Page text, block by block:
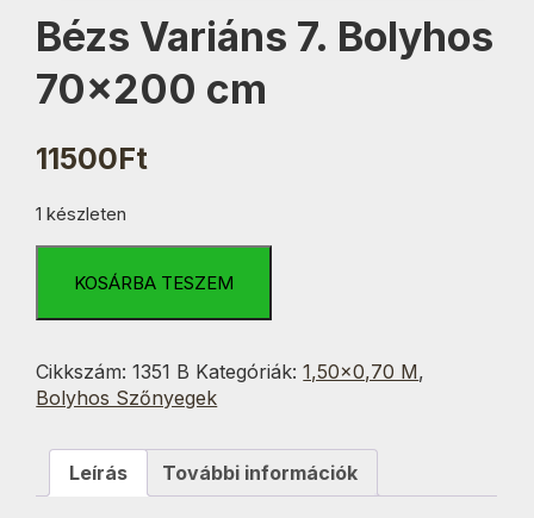
Bézs Variáns 7. Bolyhos
70×200 cm
11500Ft
1 készleten
Variáns
70x200
cm
mennyiség
KOSÁRBA TESZEM
Cikkszám:1351 B Kategóriák:1,50×0,70 M,
Bolyhos Szőnyegek
Leírás További információk